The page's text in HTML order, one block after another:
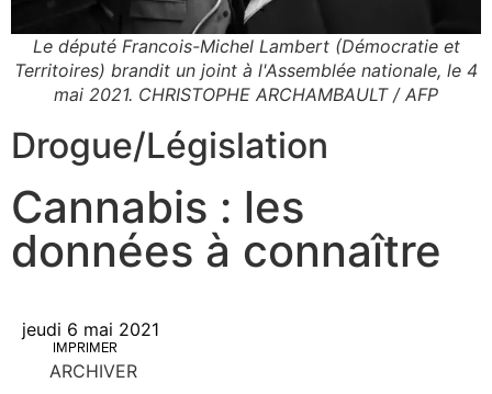
Le député Francois-Michel Lambert (Démocratie et
Territoires) brandit un joint à l'Assemblée nationale, le 4
mai 2021. CHRISTOPHE ARCHAMBAULT / AFP
Drogue/Législation
Cannabis : les
données à connaître
jeudi 6 mai 2021
IMPRIMER
ARCHIVER